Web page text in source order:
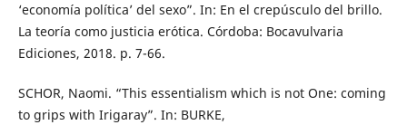
‘economía política’ del sexo”. In: En el crepúsculo del brillo.
La teoría como justicia erótica. Córdoba: Bocavulvaria
Ediciones, 2018. p. 7-66.
SCHOR, Naomi. “This essentialism which is not One: coming
to grips with Irigaray”. In: BURKE,